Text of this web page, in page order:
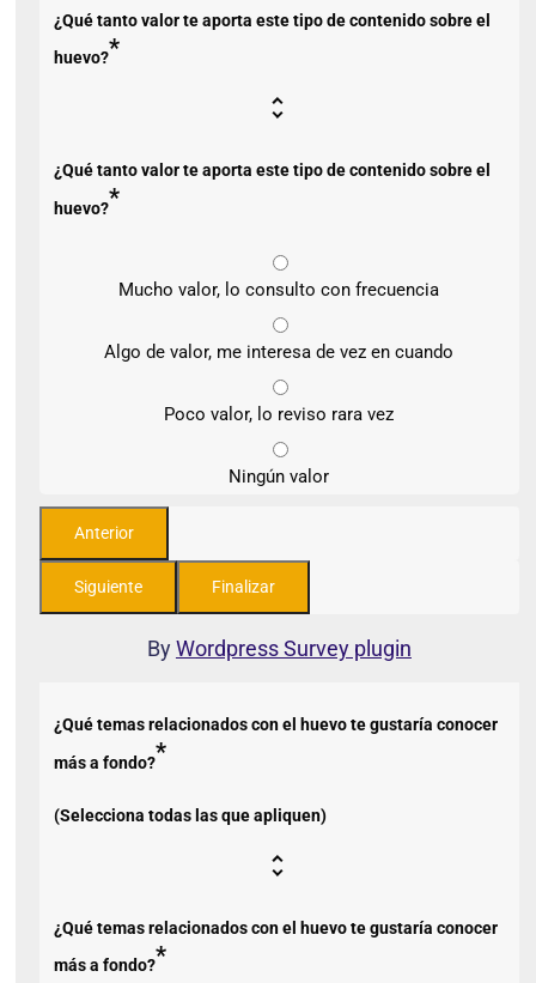
¿Qué tanto valor te aporta este tipo de contenido sobre el
huevo?*
¿Qué tanto valor te aporta este tipo de contenido sobre el
huevo?*
Mucho valor, lo consulto con frecuencia
Algo de valor, me interesa de vez en cuando
Poco valor, lo reviso rara vez
Ningún valor
ByWordpress Survey plugin
¿Qué temas relacionados con el huevo te gustaría conocer
más a fondo?*
(Selecciona todas las que apliquen)
¿Qué temas relacionados con el huevo te gustaría conocer
más a fondo?*